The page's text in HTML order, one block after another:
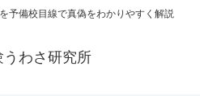
予備校目線で真偽をわかりやすく解説
うわさ研究所